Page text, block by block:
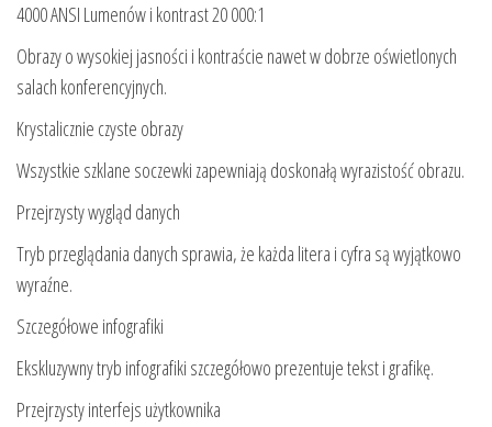
4000 ANSI Lumenów i kontrast 20 000:1
Obrazy o wysokiej jasności i kontraście nawet w dobrze oświetlonych
salach konferencyjnych.
Krystalicznie czyste obrazy
Wszystkie szklane soczewki zapewniają doskonałą wyrazistość obrazu.
Przejrzysty wygląd danych
Tryb przeglądania danych sprawia, że każda litera i cyfra są wyjątkowo
wyraźne.
Szczegółowe infografiki
Ekskluzywny tryb infografiki szczegółowo prezentuje tekst i grafikę.
Przejrzysty interfejs użytkownika